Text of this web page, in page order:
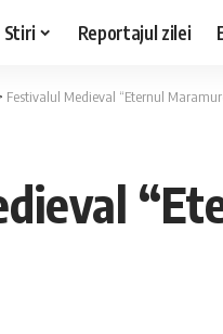
Stiri Reportajul zilei
Festivalul Medieval “Eternul